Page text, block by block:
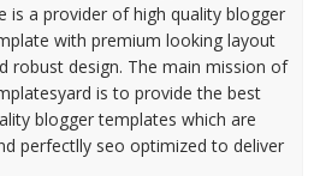
is a provider of high quality blogger
with premium looking layout
robust design. The main mission of
is to provide the best
blogger templates which are
perfectlly seo optimized to deliver